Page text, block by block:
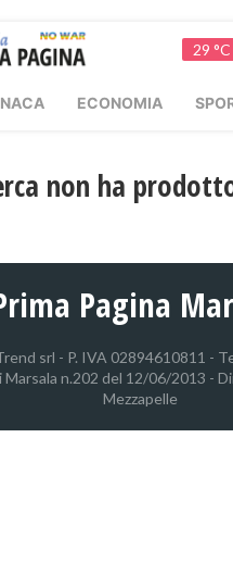
29 °C
ECONOMIA
non ha
Pagina
srl - P. IVA 02894610811 -
Marsala n.202 del 12/06/2013 -
Mezzapelle